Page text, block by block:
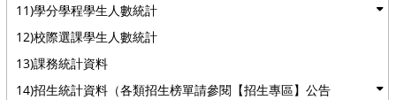
11)學分學程學生人數統計
12)校際選課學生人數統計
13)課務統計資料
14)招生統計資料（各類招生榜單請參閱【招生專區】公告